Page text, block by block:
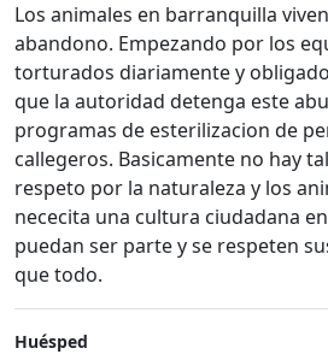
Los animales en barranquilla
abandono. Empezando por los
torturados diariamente y
que la autoridad detenga este
programas de esterilizacion de
callegeros. Basicamente no hay
respeto por la naturaleza y los
nececita una cultura ciudadana
puedan ser parte y se respeten
que todo.
Huésped